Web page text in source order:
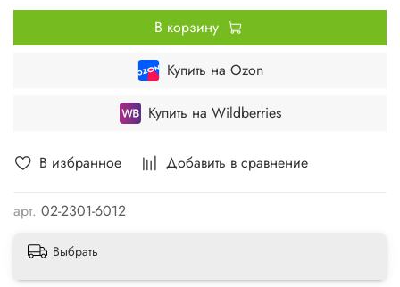
В избранное Добавить в сравнение
арт. 02-2301-6012
В корзину
Купить на Ozon
Купить на Wildberries
Выбрать